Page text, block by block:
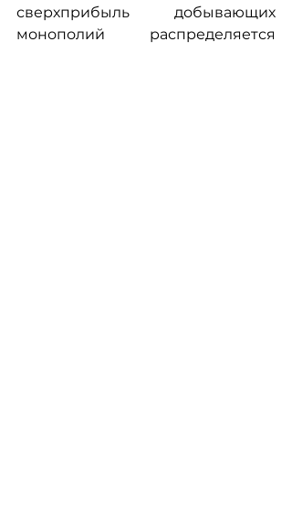
сверхприбыль добывающих
монополий распределяется